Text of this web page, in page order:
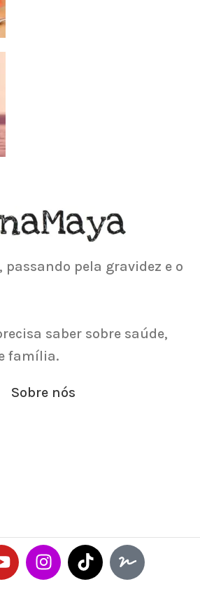
de engravidar
focada para Fertilidade e
Gravidez
Saiba Mais
passando pela gravidez e o
saber sobre saúde,
família.
Sobre nós